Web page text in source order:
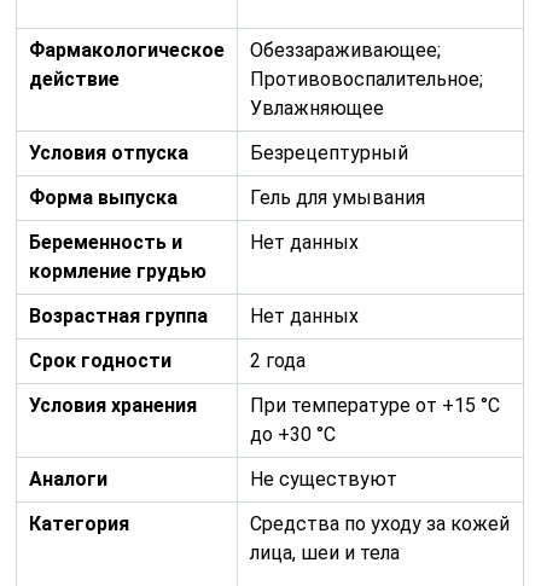
Фармакологическое
действие
Обеззараживающее;
Противовоспалительное;
Увлажняющее
Условия отпуска
Безрецептурный
Форма выпуска
Гель для умывания
Беременность и
кормление грудью
Нет данных
Возрастная группа
Нет данных
Срок годности
2 года
Условия хранения
При температуре от +15 °С
до +30 °С
Аналоги
Не существуют
Категория
Средства по уходу за кожей
лица, шеи и тела